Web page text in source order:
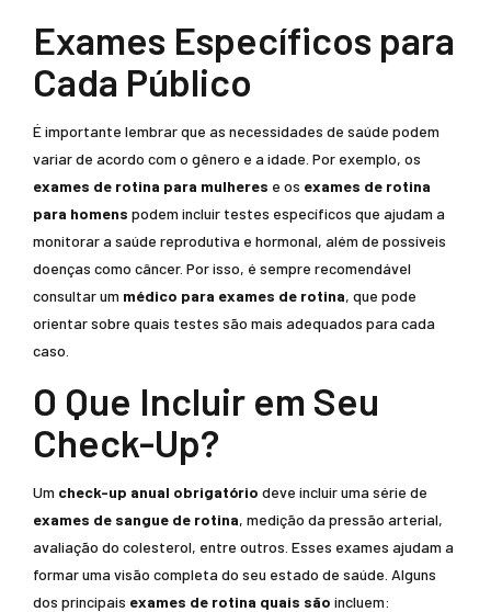
Exames Específicos para
Cada Público
É importante lembrar que as necessidades de saúde podem
variar de acordo com o gênero e a idade. Por exemplo, os
exames de rotina para mulheres e os exames de rotina
para homens podem incluir testes específicos que ajudam a
monitorar a saúde reprodutiva e hormonal, além de possíveis
doenças como câncer. Por isso, é sempre recomendável
consultar um médico para exames de rotina, que pode
orientar sobre quais testes são mais adequados para cada
caso.
O Que Incluir em Seu
Check-Up?
Um check-up anual obrigatório deve incluir uma série de
exames de sangue de rotina, medição da pressão arterial,
avaliação do colesterol, entre outros. Esses exames ajudam a
formar uma visão completa do seu estado de saúde. Alguns
dos principais exames de rotina quais são incluem: